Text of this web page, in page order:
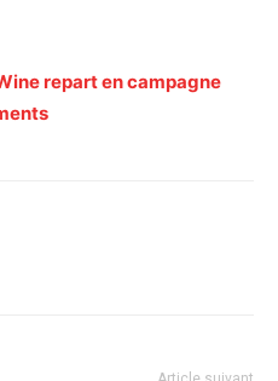
repart en campagne